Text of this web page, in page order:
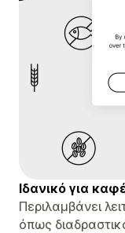
Ιδανικό για
Περιλαμβάνει
όπως